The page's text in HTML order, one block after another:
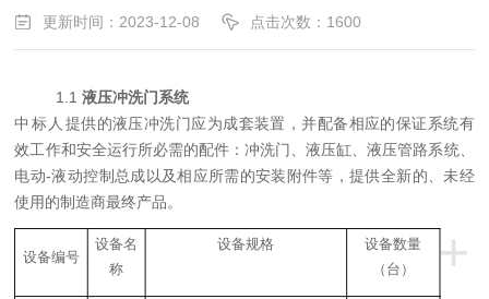
更新时间：2023-12-08 点击次数：1600
1.1液压冲洗门系统
中标人 提供的液压冲洗门应为成套装置，并配备相应的保证系统有
效工作和安全运行所必需的配件：冲洗门、液压缸、液压管路系统、
电动-液动控制总成以及相应所需的安装附件等，提供全新的、未经
使用的制造商最终产品。
+
设备编号
设备名
称
设备规格 设备数量
（台）